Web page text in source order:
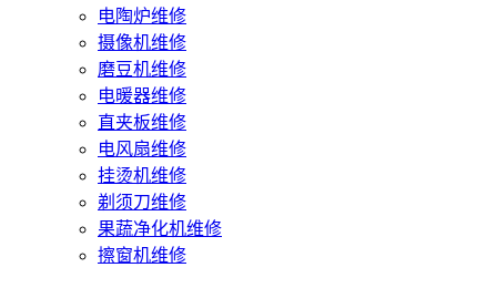
电陶炉维修
摄像机维修
磨豆机维修
电暖器维修
直夹板维修
电风扇维修
挂烫机维修
剃须刀维修
果蔬净化机维修
擦窗机维修